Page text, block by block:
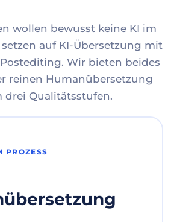
wollen bewusst keine KI im
setzen auf KI-Übersetzung mit
Wir bieten beides
reinen Humanübersetzung
drei Qualitätsstufen.
PROZESS